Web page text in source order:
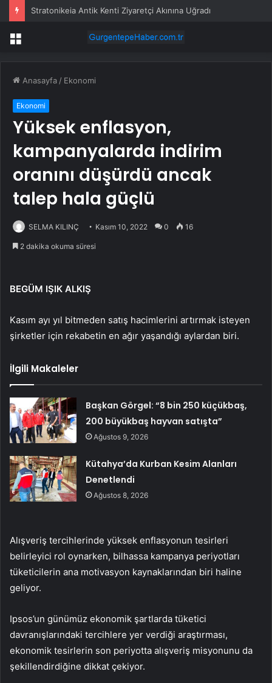
Stratonikeia Antik Kenti Ziyaretçi Akınına Uğradı
Menü
Anasayfa / Ekonomi
Ekonomi
Yüksek enflasyon,
kampanyalarda indirim
oranını düşürdü ancak
talep hala güçlü
SELMA KILINÇ Kasım 10, 2022 0 16
2 dakika okuma süresi
BEGÜM IŞIK ALKIŞ
Kasım ayı yıl bitmeden satış hacimlerini artırmak isteyen
şirketler için rekabetin en ağır yaşandığı aylardan biri.
İlgili Makaleler
Başkan Görgel: “8 bin 250 küçükbaş,
200 büyükbaş hayvan satışta”
Ağustos 9, 2026
Kütahya’da Kurban Kesim Alanları
Denetlendi
Ağustos 8, 2026
Alışveriş tercihlerinde yüksek enflasyonun tesirleri
belirleyici rol oynarken, bilhassa kampanya periyotları
tüketicilerin ana motivasyon kaynaklarından biri haline
geliyor.
Ipsos’un günümüz ekonomik şartlarda tüketici
davranışlarındaki tercihlere yer verdiği araştırması,
ekonomik tesirlerin son periyotta alışveriş misyonunu da
şekillendirdiğine dikkat çekiyor.